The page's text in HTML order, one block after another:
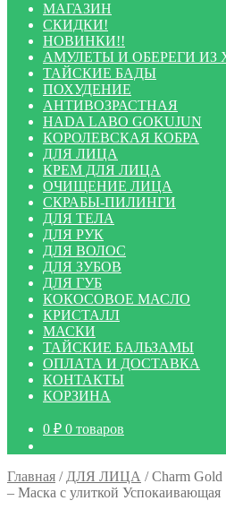
МАГАЗИН
СКИДКИ!
НОВИНКИ!!
АМУЛЕТЫ И ОБЕРЕГИ ИЗ
ТАЙСКИЕ БАДЫ
ПОХУДЕНИЕ
АНТИВОЗРАСТНАЯ
HADA LABO GOKUJUN
КОРОЛЕВСКАЯ КОБРА
ДЛЯ ЛИЦА
КРЕМ ДЛЯ ЛИЦА
ОЧИЩЕНИЕ ЛИЦА
СКРАБЫ-ПИЛИНГИ
ДЛЯ ТЕЛА
ДЛЯ РУК
ДЛЯ ВОЛОС
ДЛЯ ЗУБОВ
ДЛЯ ГУБ
КОКОСОВОЕ МАСЛО
КРИСТАЛЛ
МАСКИ
ТАЙСКИЕ БАЛЬЗАМЫ
ОПЛАТА И ДОСТАВКА
КОНТАКТЫ
КОРЗИНА
0 ₽ 0 товаров
Главная / ДЛЯ ЛИЦА /Charm Gold
– Маска с улиткой Успокаивающая